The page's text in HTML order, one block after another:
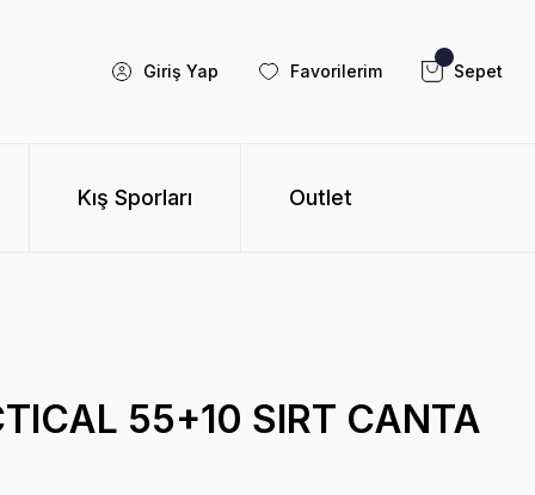
Giriş Yap Favorilerim Sepet
Kış Sporları Outlet
55+10 SIRT CANTA